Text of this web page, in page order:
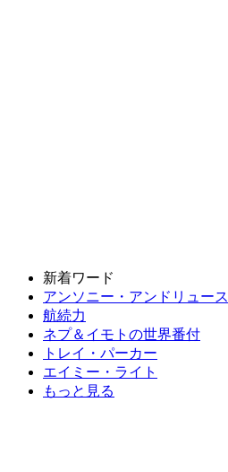
新着ワード
アンソニー・アンドリュース
航続力
ネプ＆イモトの世界番付
トレイ・パーカー
エイミー・ライト
もっと見る